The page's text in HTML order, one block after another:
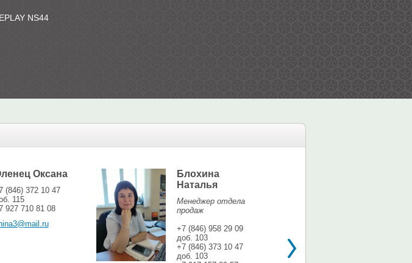
NS44
Оксана
(846) 372 10 47
115
927 710 81 08
Блохина
Наталья
Менеджер отдела
продаж
+7 (846) 958 29 09
доб. 103
+7 (846) 373 10 47
доб. 103